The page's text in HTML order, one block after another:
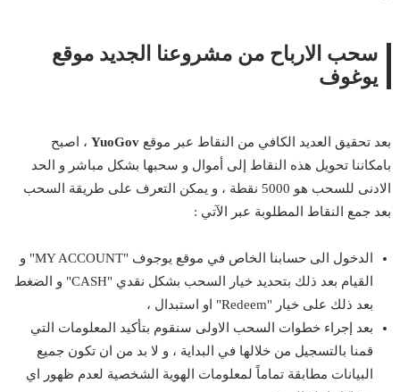
سحب الارباح من مشروعنا الجديد موقع
يوغوف
بعد تحقيق العديد الكافي من النقاط عبر موقع YuoGov ، اصبح
بامكاننا تحويل هذه النقاط إلى أموال و سحبها بشكل مباشر و الحد
الادنى للسحب هو 5000 نقطة ، و يمكن التعرف على طريقة السحب
بعد جمع النقاط المطلوبة عبر الآتي :
الدخول الى حسابنا الخاص في موقع يوجوف "MY ACCOUNT" و
القيام بعد ذلك بتحديد خيار السحب بشكل نقدي "CASH" و الضغط
بعد ذلك على خيار "Redeem" او استبدال ،
بعد إجراء خطوات السحب الاولى سنقوم بتأكيد المعلومات التي
قمنا بالتسجيل من خلالها في البداية ، و لا بد من ان تكون جميع
البيانات مطابقة تماماً لمعلومات الهوية الشخصية لعدم ظهور اي